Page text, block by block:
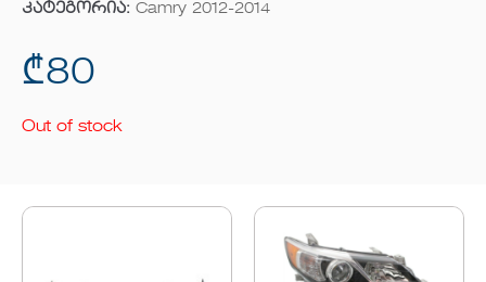
კატეგორია: Camry 2012-2014
₾80
Out of stock